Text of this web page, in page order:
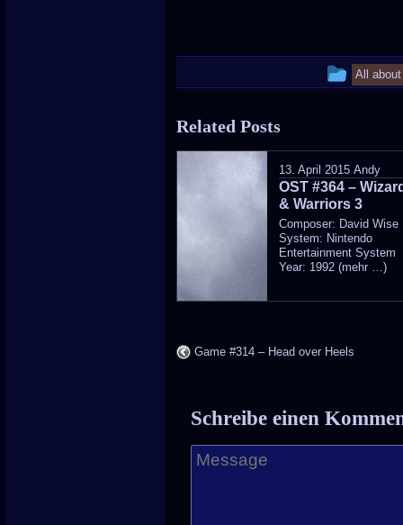
This
in
All
Related Posts
13. April 2015 Andy
OST #364 –
& Warriors 3
Composer: David Wise
System: Nintendo
Entertainment System
Year: 1992 (mehr …)
Game #314 – Head over Heels
Schreibe einen